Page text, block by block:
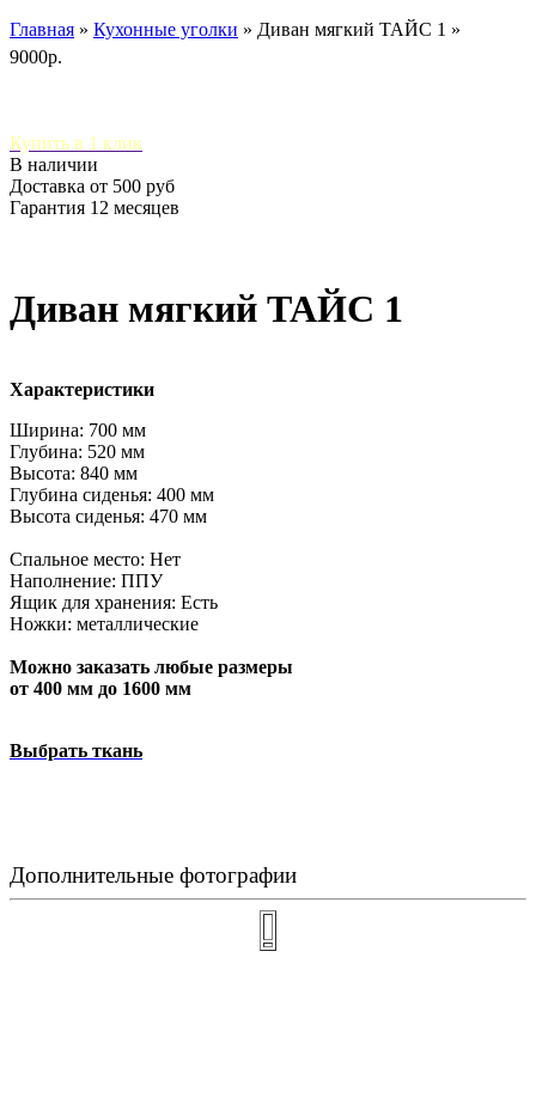
Главная » Кухонные уголки » Диван мягкий ТАЙС 1 »
9000р.
Купить в 1 клик
В наличии
Доставка от 500 руб
Гарантия 12 месяцев
Диван мягкий ТАЙС 1
Характеристики
Ширина: 700 мм
Глубина: 520 мм
Высота: 840 мм
Глубина сиденья: 400 мм
Высота сиденья: 470 мм
Спальное место: Нет
Наполнение: ППУ
Ящик для хранения: Есть
Ножки: металлические
Можно заказать любые размеры
от 400 мм до 1600 мм
Выбрать ткань
Дополнительные фотографии